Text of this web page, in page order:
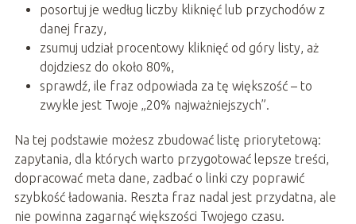
posortuj je według liczby kliknięć lub przychodów z
danej frazy,
zsumuj udział procentowy kliknięć od góry listy, aż
dojdziesz do około 80%,
sprawdź, ile fraz odpowiada za tę większość – to
zwykle jest Twoje „20% najważniejszych”.
Na tej podstawie możesz zbudować listę priorytetową:
zapytania, dla których warto przygotować lepsze treści,
dopracować meta dane, zadbać o linki czy poprawić
szybkość ładowania. Reszta fraz nadal jest przydatna, ale
nie powinna zagarnąć większości Twojego czasu.